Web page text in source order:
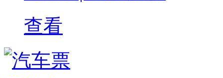
查看